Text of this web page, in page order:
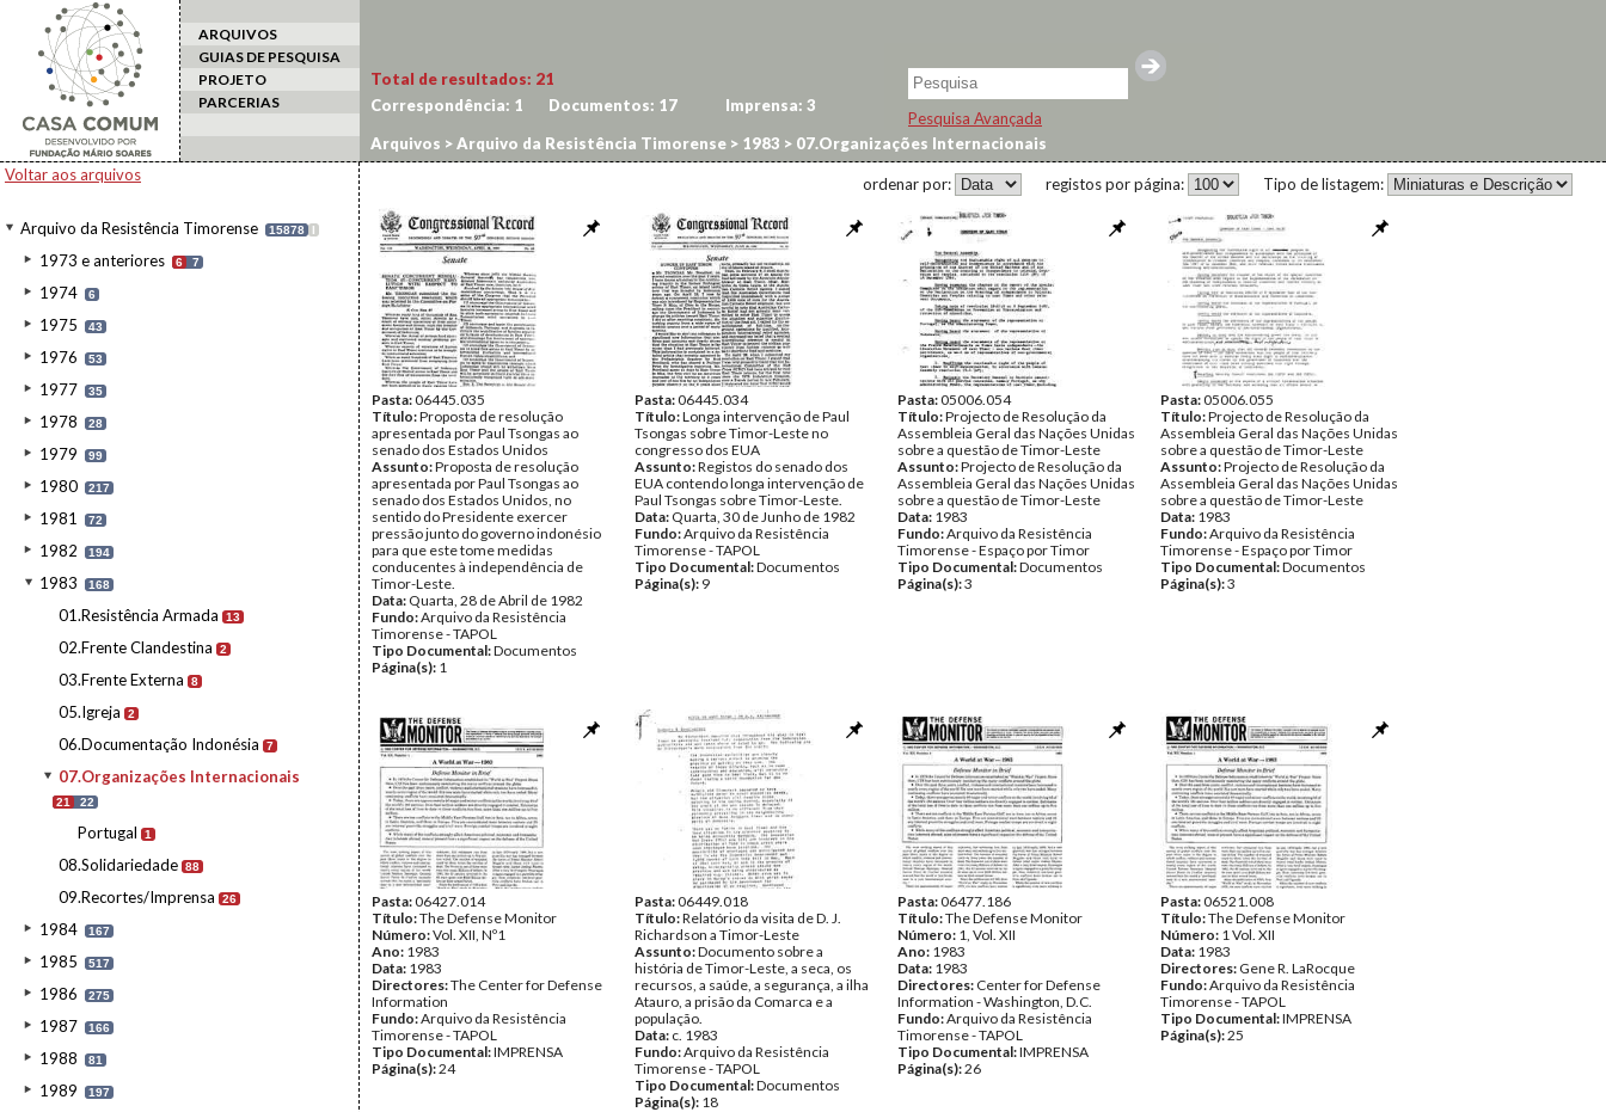
ARQUIVOS
GUIAS DE PESQUISA
PROJETO
PARCERIAS
Pesquisa Avançada
Voltar aos arquivos
Arquivo da Resistência Timorense 15878 I
1973 e anteriores 6 7
1974 6
1975 43
1976 53
1977 35
1978 28
1979 99
1980 217
1981 72
1982 194
1983 168
01.Resistência Armada 13
02.Frente Clandestina 2
03.Frente Externa 8
05.Igreja 2
06.Documentação Indonésia 7
07.Organizações Internacionais
21 22
Portugal 1
08.Solidariedade 88
09.Recortes/Imprensa 26
1984 167
1985 517
1986 275
1987 166
1988 81
1989 197
Total de resultados: 21
Correspondência: 1 Documentos: 17 Imprensa: 3
Arquivos >Arquivo da Resistência Timorense > 1983 > 07.Organizações Internacionais
Tipo de listagem:
registos por página:
ordenar por:
Pasta:06445.035
Título:Proposta de resolução
apresentada por Paul Tsongas ao
senado dos Estados Unidos
Assunto:Proposta de resolução
apresentada por Paul Tsongas ao
senado dos Estados Unidos, no
sentido do Presidente exercer
pressão junto do governo indonésio
para que este tome medidas
conducentes à independência de
Timor-Leste.
Data: Quarta, 28 de Abril de 1982
Fundo:Arquivo da Resistência
Timorense - TAPOL
Tipo Documental:Documentos
Página(s): 1
Pasta:06445.034
Título:Longa intervenção de Paul
Tsongas sobre Timor-Leste no
congresso dos EUA
Assunto:Registos do senado dos
EUA contendo longa intervenção de
Paul Tsongas sobre Timor-Leste.
Data: Quarta, 30 de Junho de 1982
Fundo:Arquivo da Resistência
Timorense - TAPOL
Tipo Documental:Documentos
Página(s): 9
Pasta:05006.054
Título:Projecto de Resolução da
Assembleia Geral das Nações Unidas
sobre a questão de Timor-Leste
Assunto:Projecto de Resolução da
Assembleia Geral das Nações Unidas
sobre a questão de Timor-Leste
Data: 1983
Fundo:Arquivo da Resistência
Timorense - Espaço por Timor
Tipo Documental:Documentos
Página(s):3
Pasta:05006.055
Título:Projecto de Resolução da
Assembleia Geral das Nações Unidas
sobre a questão de Timor-Leste
Assunto:Projecto de Resolução da
Assembleia Geral das Nações Unidas
sobre a questão de Timor-Leste
Data: 1983
Fundo:Arquivo da Resistência
Timorense - Espaço por Timor
Tipo Documental:Documentos
Página(s):3
Pasta:06427.014
Título:The Defense Monitor
Número:Vol. XII, Nº1
Ano: 1983
Data: 1983
Directores:The Center for Defense
Information
Fundo:Arquivo da Resistência
Timorense - TAPOL
Tipo Documental:IMPRENSA
Página(s):24
Pasta:06449.018
Título:Relatório da visita de D. J.
Richardson a Timor-Leste
Assunto:Documento sobre a
história de Timor-Leste, a seca, os
recursos, a saúde, a segurança, a ilha
Atauro, a prisão da Comarca e a
população.
Data: c. 1983
Fundo:Arquivo da Resistência
Timorense - TAPOL
Tipo Documental:Documentos
Página(s): 18
Pasta:06477.186
Título:The Defense Monitor
Número: 1, Vol. XII
Ano: 1983
Data: 1983
Directores: Center for Defense
Information - Washington, D.C.
Fundo:Arquivo da Resistência
Timorense - TAPOL
Tipo Documental:IMPRENSA
Página(s):26
Pasta:06521.008
Título:The Defense Monitor
Número: 1 Vol. XII
Data: 1983
Directores: Gene R. LaRocque
Fundo:Arquivo da Resistência
Timorense - TAPOL
Tipo Documental:IMPRENSA
Página(s):25